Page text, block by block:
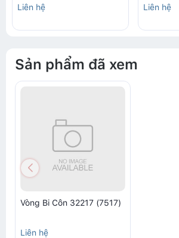
Liên hệ
Liên hệ
Sản phẩm đã xem
Vòng Bi Côn 32217 (7517)
Liên hệ